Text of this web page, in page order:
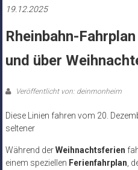
19.12.2025
Rheinbahn-
und über
Veröffentlicht von: deinmonheim
Diese Linien fahren vom 20.
seltener
Während derWeihnachtsferien
einem speziellen Ferienfahrplan,